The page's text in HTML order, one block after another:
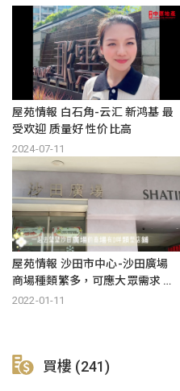
屋苑情報 白石角-云汇 新鸿基 最
受欢迎 质量好 性价比高
2024-07-11
屋苑情報 沙田市中心-沙田廣場
商場種類繁多，可應大眾需求 近
地鐵巴士總站，大型商場
2022-01-11
買樓 (241)